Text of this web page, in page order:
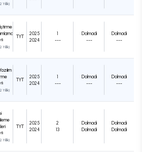
TYT
2025
2024
1
---
Dolmadı
---
Dolmadı
---
TYT
2025
2024
1
---
Dolmadı
---
Dolmadı
---
TYT
2025
2024
2
13
Dolmadı
Dolmadı
Dolmadı
Dolmadı